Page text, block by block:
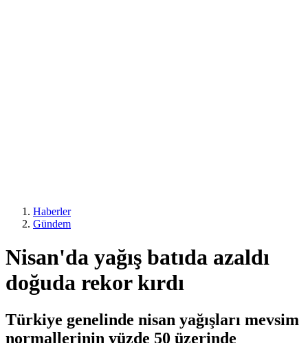
Haberler
Gündem
Nisan'da yağış batıda azaldı
doğuda rekor kırdı
Türkiye genelinde nisan yağışları mevsim
normallerinin yüzde 50 üzerinde